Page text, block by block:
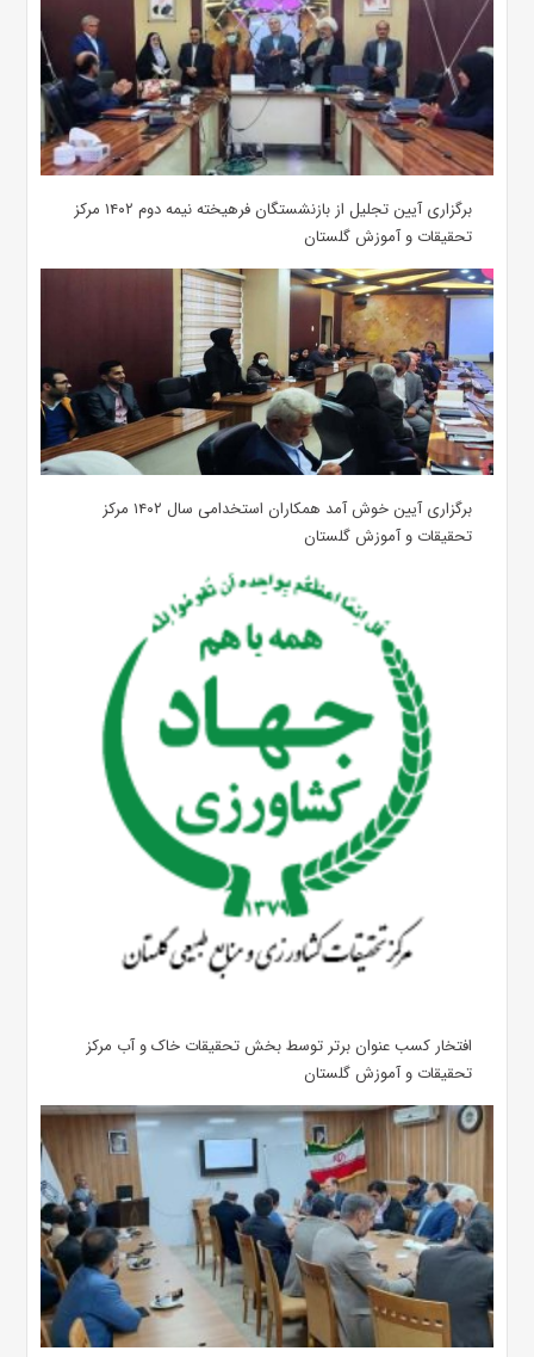
برگزاری آیین تجلیل از بازنشستگان فرهیخته نیمه دوم ۱۴۰۲ مرکز
تحقیقات و آموزش گلستان
برگزاری آیین خوش آمد همکاران استخدامی سال ۱۴۰۲ مرکز
تحقیقات و آموزش گلستان
افتخار کسب عنوان برتر توسط بخش تحقیقات خاک و آب مرکز
تحقیقات و آموزش گلستان